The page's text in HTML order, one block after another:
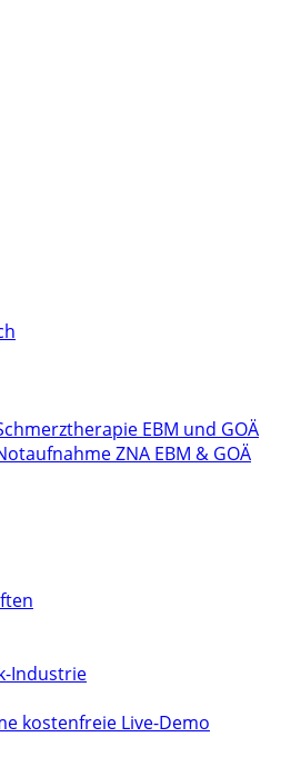
EBM und GOÄ
ZNA EBM & GOÄ
Industrie
kostenfreie Live-Demo